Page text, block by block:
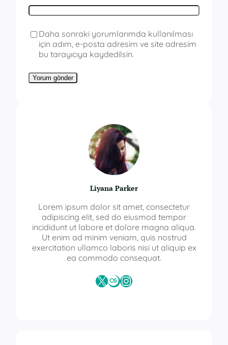
Daha sonraki yorumlarımda kullanılması
için adım, e-posta adresim ve site adresim
bu tarayıcıya kaydedilsin.
Liyana Parker
Lorem ipsum dolor sit amet, consectetur
adipiscing elit, sed do eiusmod tempor
incididunt ut labore et dolore magna aliqua.
Ut enim ad minim veniam, quis nostrud
exercitation ullamco laboris nisi ut aliquip ex
ea commodo consequat.
X Last.fmInstagram